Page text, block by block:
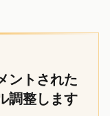
ントされた
調整します